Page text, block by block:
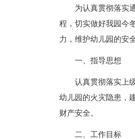
为认真贯彻落实
程，切实做好我园今
力，维护幼儿园的安
一、指导思想
认真贯彻落实上
幼儿园的火灾隐患，
财产安全。
二、工作目标